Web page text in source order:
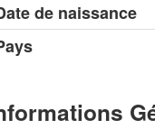
de naissance